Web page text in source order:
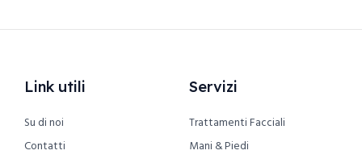
Link utili
Su di noi
Contatti
Servizi
Trattamenti Facciali
Mani & Piedi